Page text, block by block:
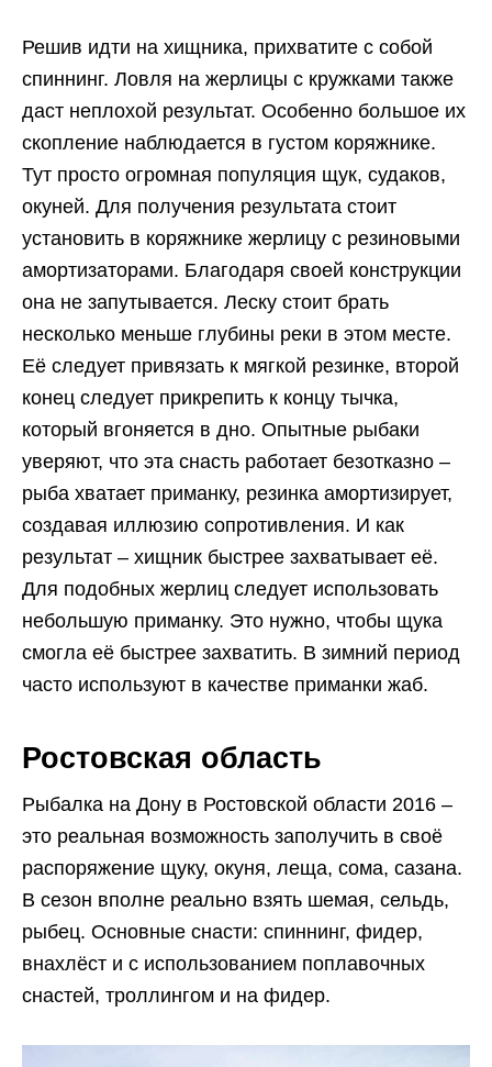
Решив идти на хищника, прихватите с собой
спиннинг. Ловля на жерлицы с кружками также
даст неплохой результат. Особенно большое их
скопление наблюдается в густом коряжнике.
Тут просто огромная популяция щук, судаков,
окуней. Для получения результата стоит
установить в коряжнике жерлицу с резиновыми
амортизаторами. Благодаря своей конструкции
она не запутывается. Леску стоит брать
несколько меньше глубины реки в этом месте.
Её следует привязать к мягкой резинке, второй
конец следует прикрепить к концу тычка,
который вгоняется в дно. Опытные рыбаки
уверяют, что эта снасть работает безотказно –
рыба хватает приманку, резинка амортизирует,
создавая иллюзию сопротивления. И как
результат – хищник быстрее захватывает её.
Для подобных жерлиц следует использовать
небольшую приманку. Это нужно, чтобы щука
смогла её быстрее захватить. В зимний период
часто используют в качестве приманки жаб.
Ростовская область
Рыбалка на Дону в Ростовской области 2016 –
это реальная возможность заполучить в своё
распоряжение щуку, окуня, леща, сома, сазана.
В сезон вполне реально взять шемая, сельдь,
рыбец. Основные снасти: спиннинг, фидер,
внахлёст и с использованием поплавочных
снастей, троллингом и на фидер.